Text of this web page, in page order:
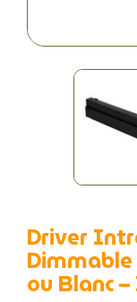
Driver
ou Blanc